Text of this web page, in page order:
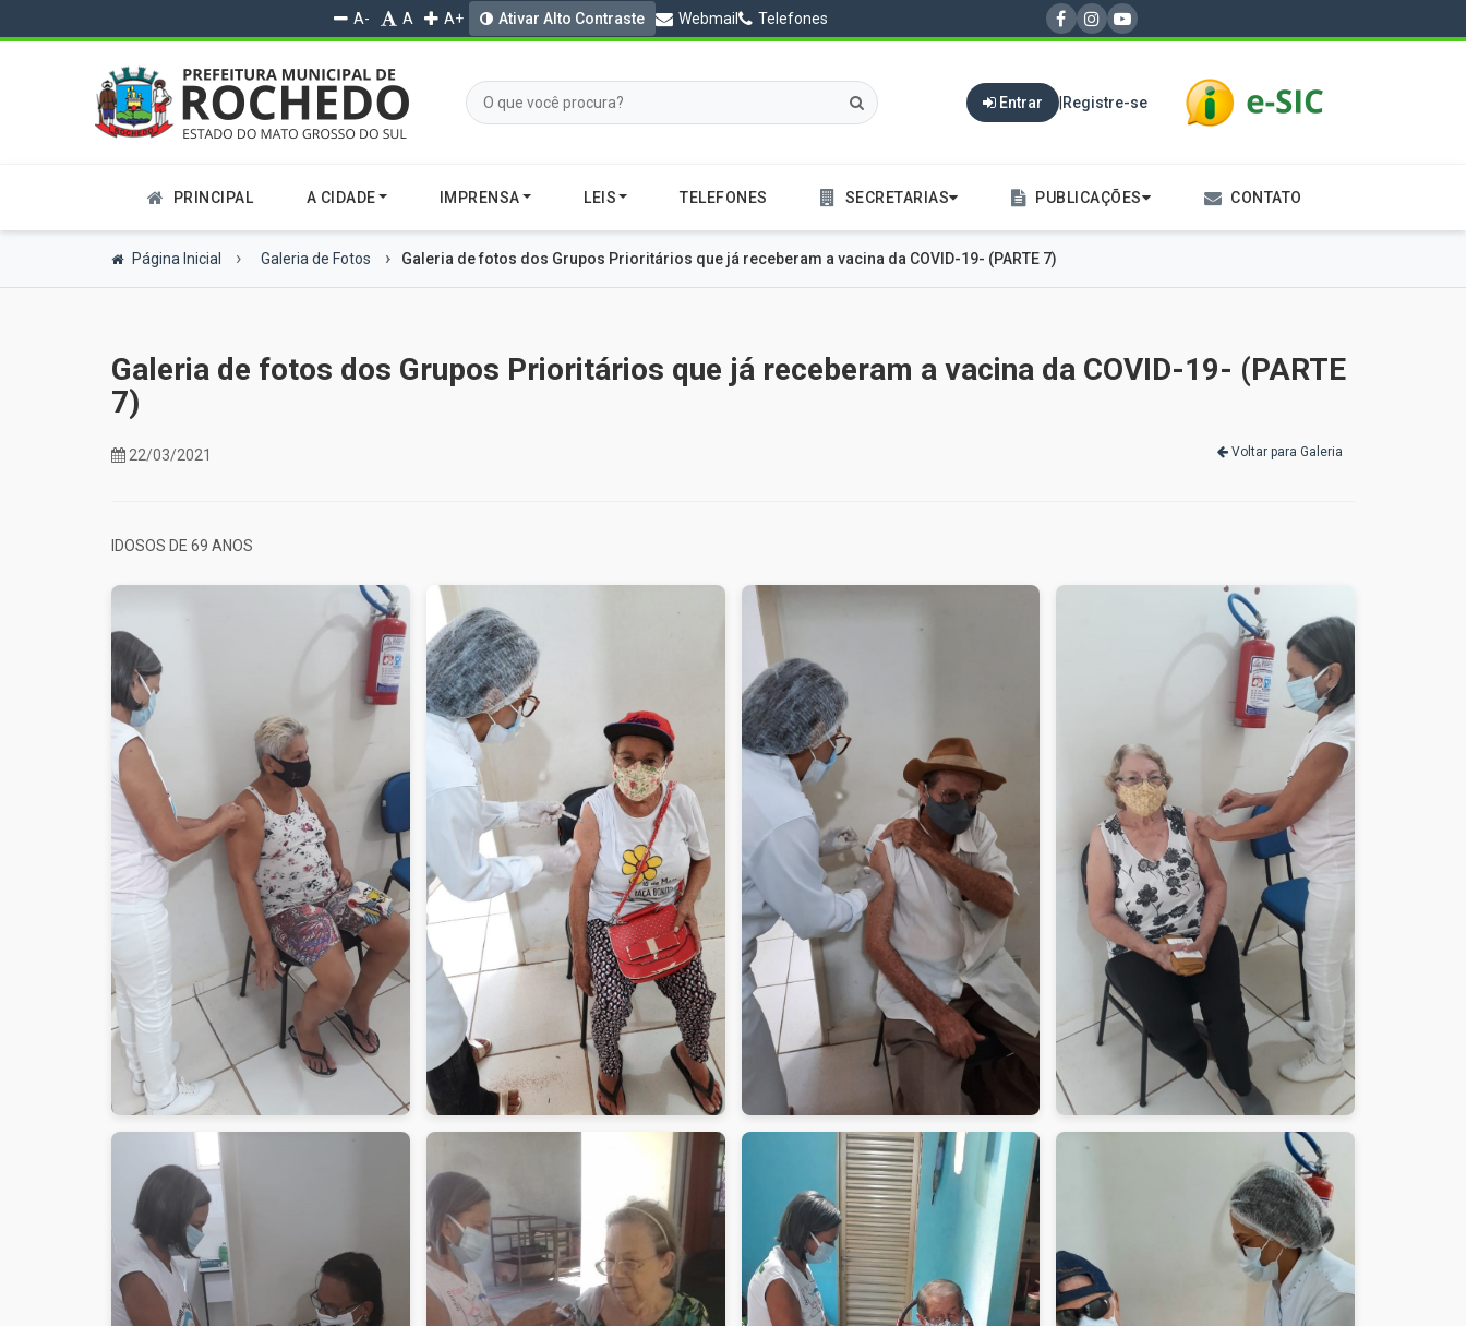
A- A A+ Ativar Alto Contraste Webmail Telefones
Entrar Registre-se
PRINCIPAL A CIDADE IMPRENSA LEIS TELEFONES SECRETARIAS PUBLICAÇÕES CONTATO
Página Inicial Galeria de Fotos Galeria de fotos dos Grupos Prioritários que já receberam a vacina da COVID-19- (PARTE 7)
Galeria de fotos dos Grupos Prioritários que já receberam a vacina da COVID-19- (PARTE
7)
22/03/2021 Voltar para Galeria
IDOSOS DE 69 ANOS